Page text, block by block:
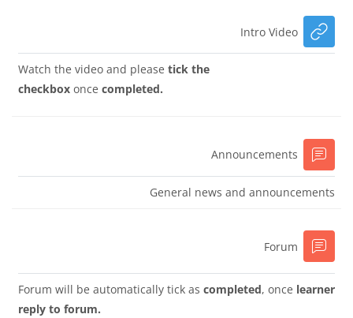
Intro Video
Watch the video and please tick the
checkbox once completed.
Announcements
General news and announcements
Forum
Forum will be automatically tick as completed, once learner
reply to forum.